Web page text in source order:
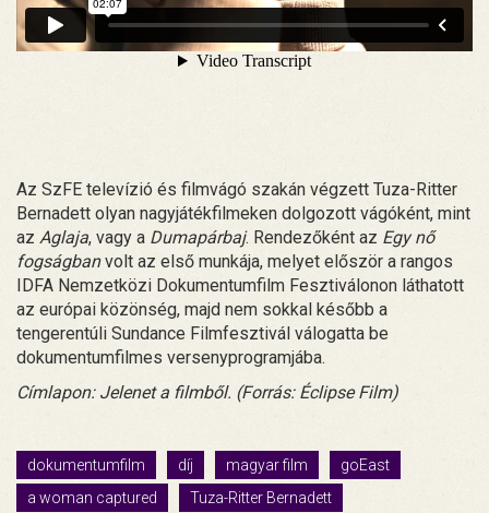
Az SzFE televízió és filmvágó szakán végzett Tuza-Ritter
Bernadett olyan nagyjátékfilmeken dolgozott vágóként, mint
az Aglaja, vagy a Dumapárbaj. Rendezőként az Egy nő
fogságbanvolt az első munkája, melyet először a rangos
IDFA Nemzetközi Dokumentumfilm Fesztiválonon láthatott
az európai közönség, majd nem sokkal később a
tengerentúli Sundance Filmfesztivál válogatta be
dokumentumfilmes versenyprogramjába.
Címlapon: Jelenet a filmből. (Forrás: Éclipse Film)
dokumentumfilm díj magyar film
goEast
a woman captured
Tuza-Ritter Bernadett